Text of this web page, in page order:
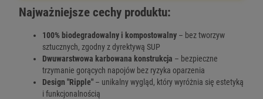
Najważniejsze cechy produktu:
100% biodegradowalny i kompostowalny – bez tworzyw
sztucznych, zgodny z dyrektywą SUP
Dwuwarstwowa karbowana konstrukcja – bezpieczne
trzymanie gorących napojów bez ryzyka oparzenia
Design "Ripple" – unikalny wygląd, który wyróżnia się estetyką
i funkcjonalnością